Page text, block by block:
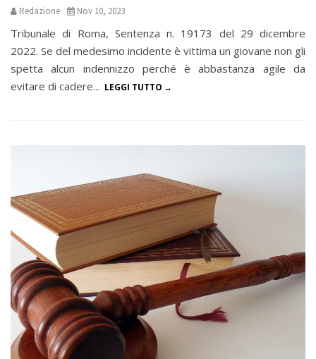
Redazione Nov 10, 2023
Tribunale di Roma, Sentenza n. 19173 del 29 dicembre
2022. Se del medesimo incidente è vittima un giovane non gli
spetta alcun indennizzo perché è abbastanza agile da
evitare di cadere... LEGGI TUTTO